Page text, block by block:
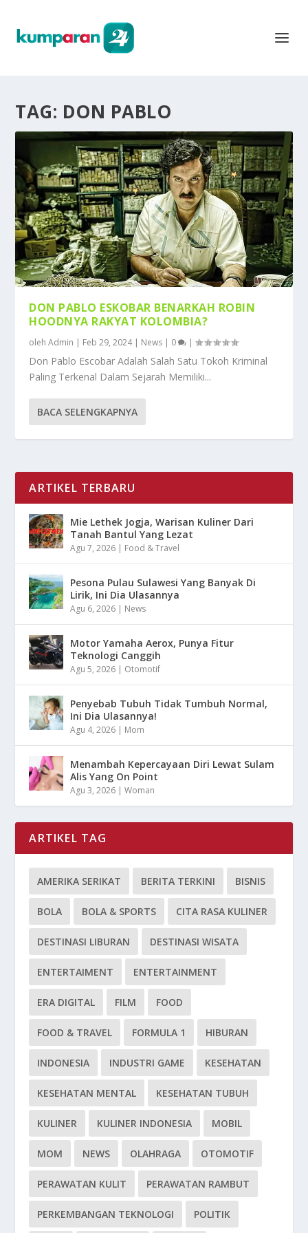
TAG: DON PABLO
DON PABLO ESKOBAR BENARKAH ROBIN
HOODNYA RAKYAT KOLOMBIA?
olehAdmin | Feb 29, 2024| News | 0 |
Don Pablo Escobar Adalah Salah Satu Tokoh Kriminal
Paling Terkenal Dalam Sejarah Memiliki...
BACA SELENGKAPNYA
ARTIKEL TERBARU
Mie Lethek Jogja, Warisan Kuliner Dari
Tanah Bantul Yang Lezat
Agu 7, 2026 | Food & Travel
Pesona Pulau Sulawesi Yang Banyak Di
Lirik, Ini Dia Ulasannya
Agu 6, 2026 | News
Motor Yamaha Aerox, Punya Fitur
Teknologi Canggih
Agu 5, 2026 | Otomotif
Penyebab Tubuh Tidak Tumbuh Normal,
Ini Dia Ulasannya!
Agu 4, 2026 | Mom
Menambah Kepercayaan Diri Lewat Sulam
Alis Yang On Point
Agu 3, 2026 |Woman
ARTIKEL TAG
AMERIKA SERIKAT BERITA TERKINI BISNIS
BOLA BOLA & SPORTS CITA RASA KULINER
DESTINASI LIBURAN DESTINASI WISATA
ENTERTAIMENT ENTERTAINMENT
ERA DIGITAL FILM FOOD
FOOD & TRAVEL FORMULA 1 HIBURAN
INDONESIA INDUSTRI GAME KESEHATAN
KESEHATAN MENTAL KESEHATAN TUBUH
KULINER KULINER INDONESIA MOBIL
MOM NEWS OLAHRAGA OTOMOTIF
PERAWATAN KULIT PERAWATAN RAMBUT
PERKEMBANGAN TEKNOLOGI POLITIK